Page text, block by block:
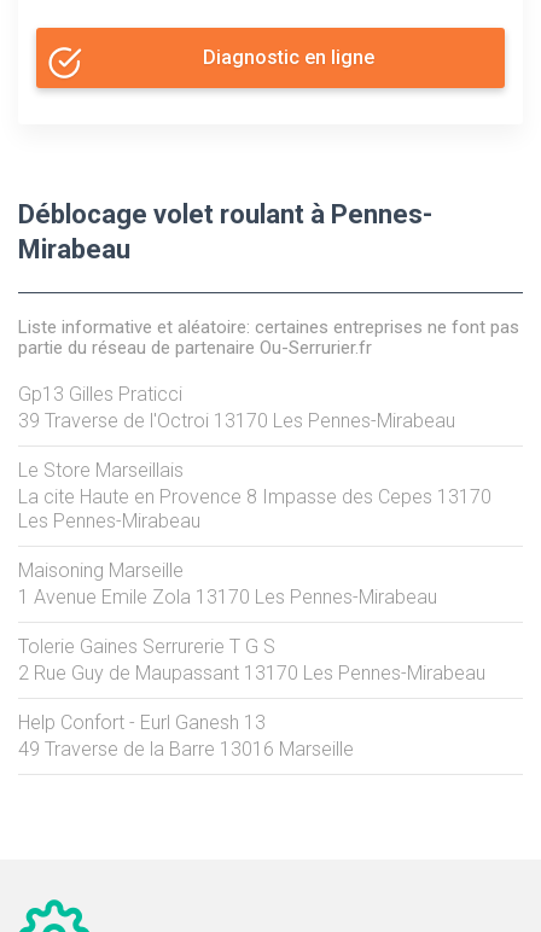
Diagnostic en ligne
Déblocage volet roulant à Pennes-
Mirabeau
Liste informative et aléatoire: certaines entreprises ne font pas
partie du réseau de partenaire Ou-Serrurier.fr
Gp13 Gilles Praticci
39 Traverse de l'Octroi 13170 Les Pennes-Mirabeau
Le Store Marseillais
La cite Haute en Provence 8 Impasse des Cepes 13170
Les Pennes-Mirabeau
Maisoning Marseille
1 Avenue Emile Zola 13170 Les Pennes-Mirabeau
Tolerie Gaines Serrurerie T G S
2 Rue Guy de Maupassant 13170 Les Pennes-Mirabeau
Help Confort - Eurl Ganesh 13
49 Traverse de la Barre 13016 Marseille